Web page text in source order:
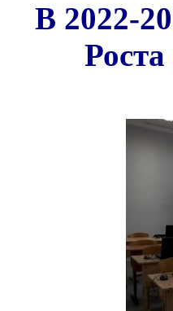
В 2022-